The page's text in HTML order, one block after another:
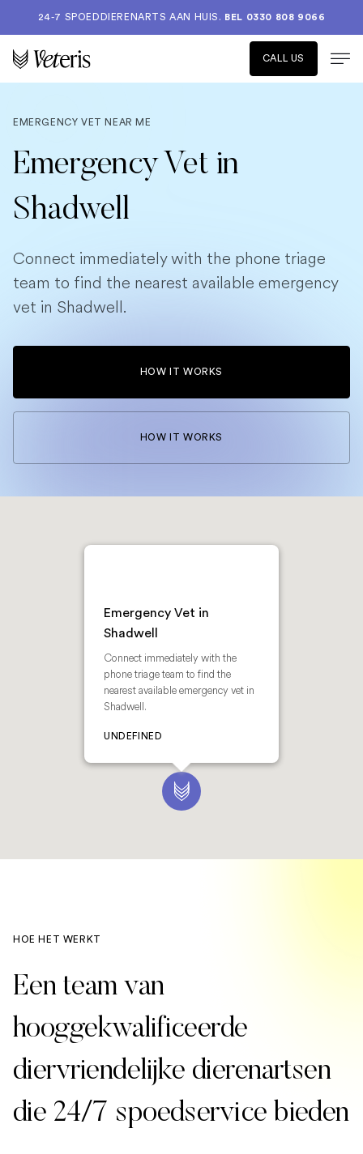
24-7 SPOEDDIERENARTS AAN HUIS. BEL 0330 808 9066
CALL US
EMERGENCY VET NEAR ME
Emergency Vet in
Shadwell
Connect immediately with the phone triage
team to find the nearest available emergency
vet in Shadwell.
HOW IT WORKS
HOW IT WORKS
Emergency Vet in
Shadwell
Connect immediately with the
phone triage team to find the
nearest available emergency vet in
Shadwell.
UNDEFINED
HOE HET WERKT
Een team van
hooggekwalificeerde
diervriendelijke dierenartsen
die 24/7 spoedservice bieden